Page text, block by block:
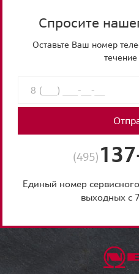
Спросите
Оставьте Ваш номер
(495)
Единый номер
выходных с